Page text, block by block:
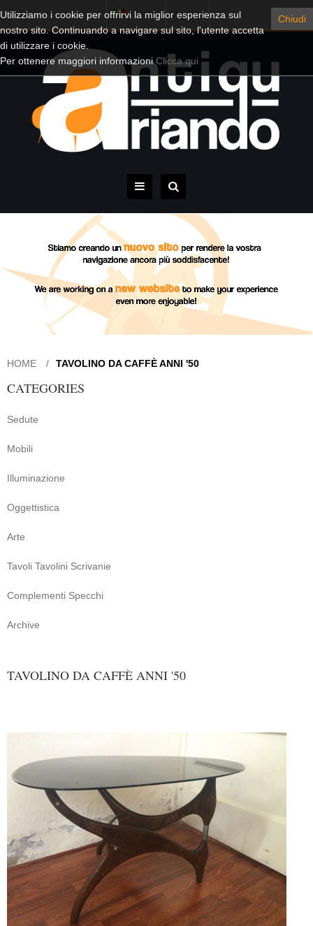
Italiano Account
HOME TAVOLINO DA CAFFÈ ANNI '50
CATEGORIES
Sedute
Mobili
Illuminazione
Oggettistica
Arte
Tavoli Tavolini Scrivanie
Complementi Specchi
Archive
TAVOLINO DA CAFFÈ ANNI '50
Chiudi
Utilizziamo i cookie per offrirvi la miglior esperienza sul
nostro sito. Continuando a navigare sul sito, l'utente accetta
di utilizzare i cookie.
Per ottenere maggiori informazioniClicca qui